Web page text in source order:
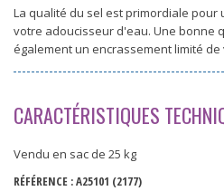
La qualité du sel est primordiale
votre adoucisseur d'eau. Une bonne
également un encrassement limité de
CARACTÉRISTIQUES
Vendu en sac de 25 kg
RÉFÉRENCE :A25101 (2177)